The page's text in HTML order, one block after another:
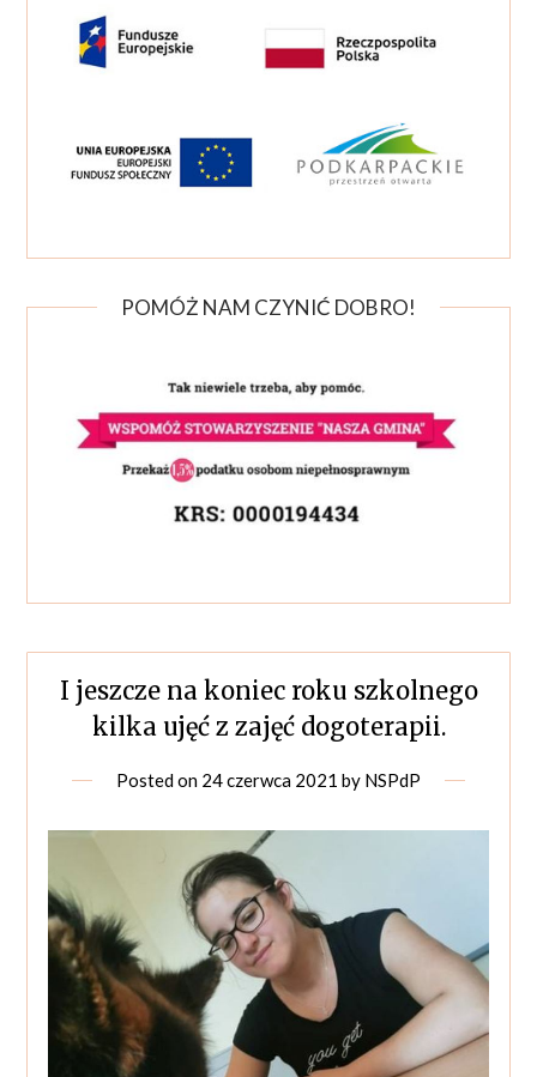
POMÓŻ NAM CZYNIĆ DOBRO!
I jeszcze na koniec roku szkolnego
kilka ujęć z zajęć dogoterapii.
Posted on 24 czerwca 2021 by NSPdP